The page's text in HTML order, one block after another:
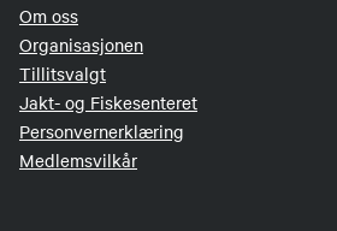
Om oss
Organisasjonen
Tillitsvalgt
Jakt- og Fiskesenteret
Personvernerklæring
Medlemsvilkår